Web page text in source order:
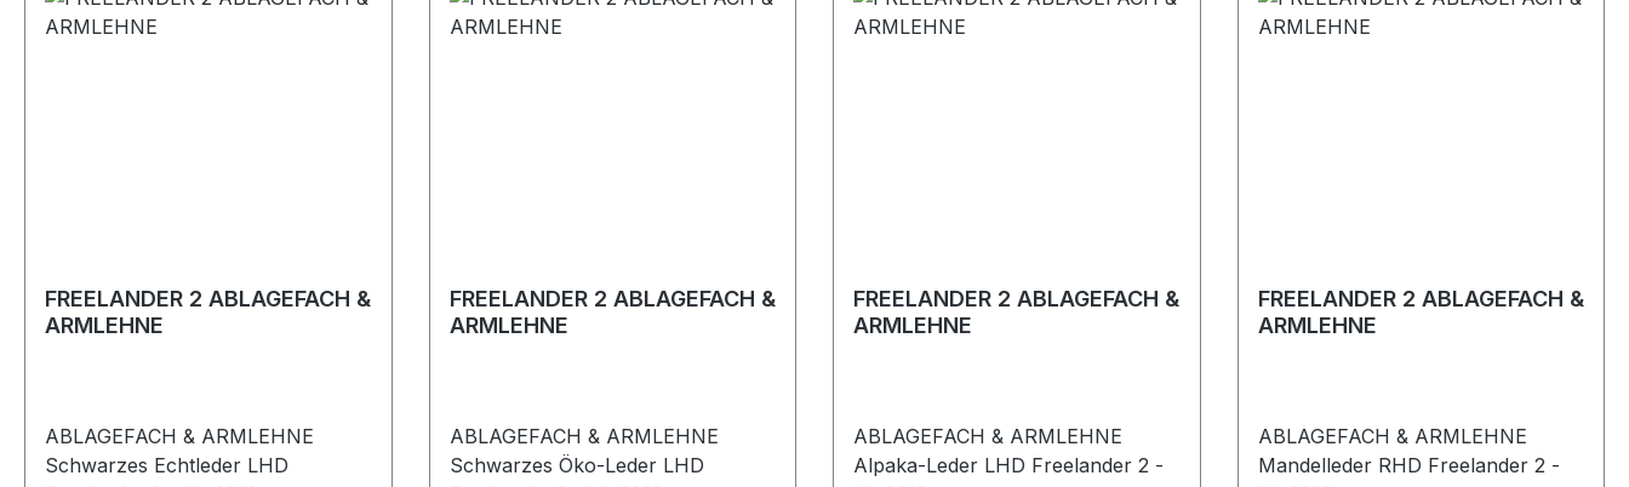
FREELANDER 2 ABLAGEFACH &
ARMLEHNE
ABLAGEFACH & ARMLEHNE
Schwarzes Echtleder LHD
FREELANDER 2 ABLAGEFACH &
ARMLEHNE
ABLAGEFACH & ARMLEHNE
Schwarzes Öko-Leder LHD
FREELANDER 2 ABLAGEFACH &
ARMLEHNE
ABLAGEFACH & ARMLEHNE
Alpaka-Leder LHD Freelander 2 -
FREELANDER 2 ABLAGEFACH &
ARMLEHNE
ABLAGEFACH & ARMLEHNE
Mandelleder RHD Freelander 2 -